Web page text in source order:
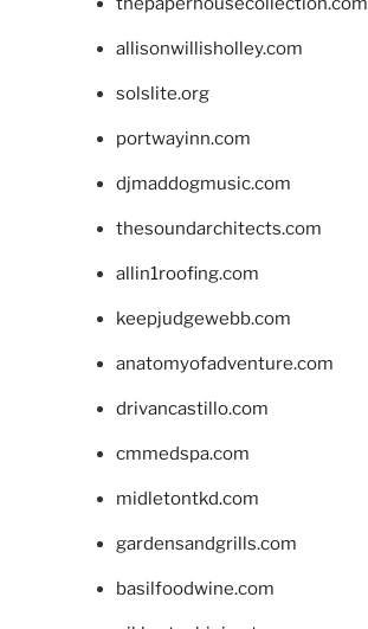
allisonwillisholley.com
solslite.org
portwayinn.com
djmaddogmusic.com
thesoundarchitects.com
allin1roofing.com
keepjudgewebb.com
anatomyofadventure.com
drivancastillo.com
cmmedspa.com
midletontkd.com
gardensandgrills.com
basilfoodwine.com